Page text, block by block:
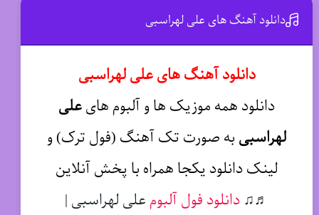
دانلود آهنگ های علی لهراسبی
دانلود آهنگ های علی لهراسبی
دانلود همه موزیک ها و آلبوم هایعلی
لهراسبی به صورت تک آهنگ (فول ترک) و
لینک دانلود یکجا همراه با پخش آنلاین
♬♫ دانلود فول آلبوم علی لهراسبی |